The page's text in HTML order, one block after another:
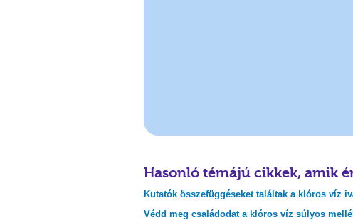
Hasonló témájú cikkek, amik
Kutatók összefüggéseket találtak a klóros víz
Védd meg családodat a klóros víz súlyos